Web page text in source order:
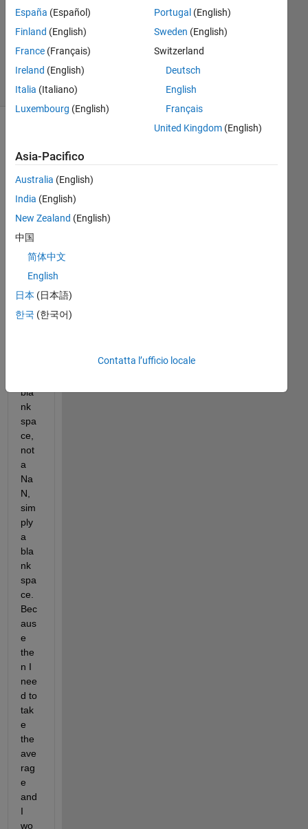
Aggiornato
23 Apr
7
Visualizzazioni
(30 giorni)
I
uld
like
to
e a
bla
nk
spa
ce,
not
a
Na
N,
sim
ply
a
bla
nk
spa
ce.
Bec
aus
e
the
n I
nee
d to
tak
e
the
ave
rag
e
and
I
wo
España (Español)
Finland (English)
France (Français)
Ireland (English)
Italia (Italiano)
Luxembourg (English)
Portugal (English)
Sweden (English)
Switzerland
Deutsch
English
Français
United Kingdom(English)
Asia-Pacifico
Australia (English)
India (English)
New Zealand (English)
中国
简体中文
English
日本 (日本語)
한국 (한국어)
Contatta l’ufficio locale